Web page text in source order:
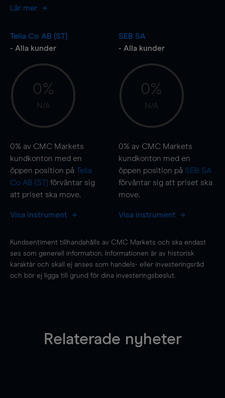
Lär mer
Telia Co AB (ST)
- Alla kunder
0%
N/A
0% av CMC Markets
kundkonton med en
öppen position på Telia
Co AB (ST) förväntar sig
att priset ska move.
Visa instrument
SEB SA
- Alla kunder
0%
N/A
0% av CMC Markets
kundkonton med en
öppen position på SEB SA
förväntar sig att priset ska
move.
Visa instrument
Kundsentiment tillhandahålls av CMC Markets och ska endast
ses som generell information. Informationen är av historisk
karaktär och skall ej anses som handels- eller investeringsråd
och bör ej ligga till grund för dina investeringsbeslut.
Relaterade nyheter